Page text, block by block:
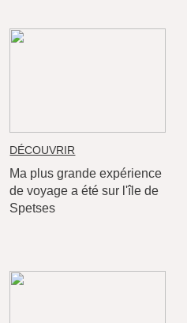
DÉCOUVRIR
Ma plus grande expérience
de voyage a été sur l'île de
Spetses